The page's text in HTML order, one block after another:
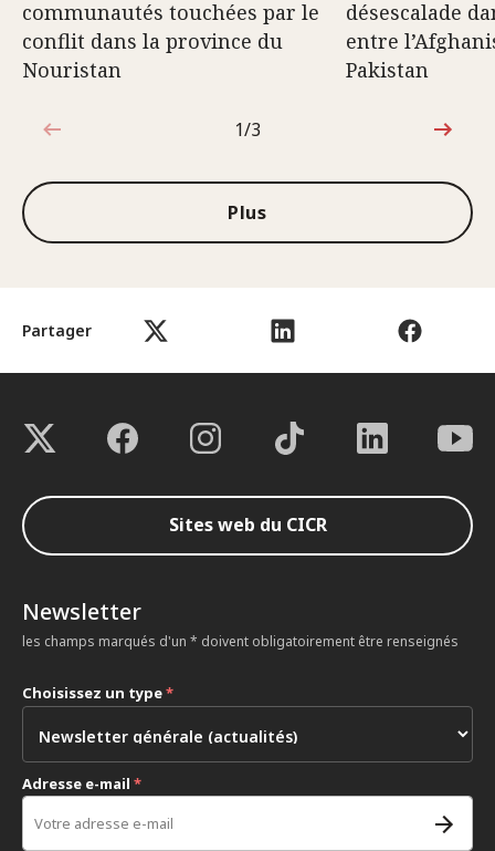
Partager
communautés touchées par le
conflit dans la province du
Nouristan
désescalade
entre
Pakistan
1sur3
1/3
Plus
Sites web du CICR
Newsletter
les champs marqués d'un * doivent obligatoirement être renseignés
Choisissez un type*
Adresse e-mail *